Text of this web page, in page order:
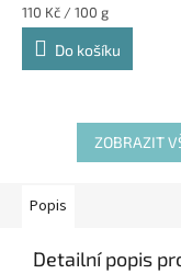
Měrná
cena:
110 Kč / 100 g
Do košíku
ZOBRAZIT
Popis
Detailní popis